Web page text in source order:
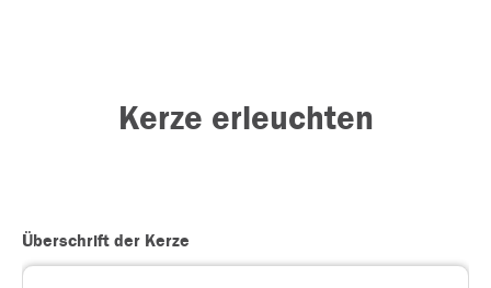
Kerze erleuchten
Überschrift der Kerze